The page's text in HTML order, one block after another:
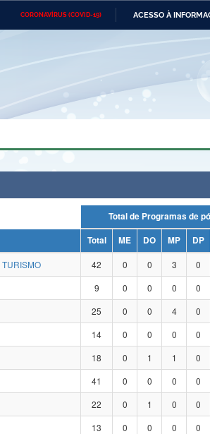
CORONAVÍRUS (COVID-19) ACESSO À
Ministério das Relações
do Desenvolvimento
Geral da União Banco Central do Brasil
Total ME DO MP DP
42 0 0 3 0
9 0 0 0 0
25 0 0 4 0
14 0 0 0 0
18 0 1 1 0
41 0 0 0 0
22 0 1 0 0
13 0 0 0 0